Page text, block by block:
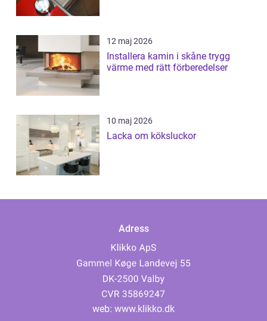
12 maj 2026
Installera kamin i skåne trygg
värme med rätt förberedelser
10 maj 2026
Lacka om köksluckor
Adress
web: www.klikko.dk